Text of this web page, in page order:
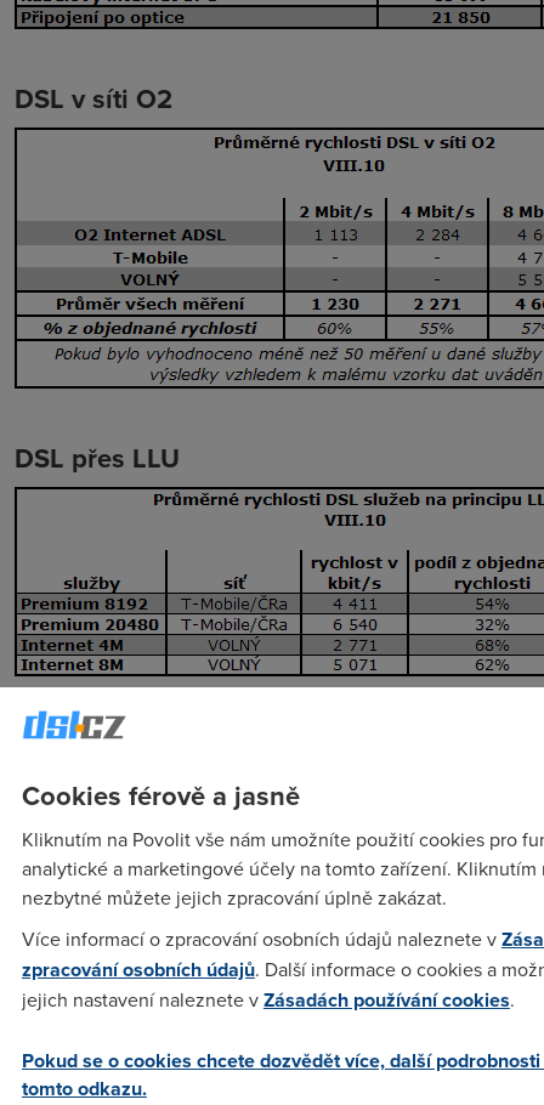
DSL v síti O2
DSL přes LLU
Mobilní sítě
Cookies férově a jasně
Kliknutím na Povolit vše nám umožníte použití cookies pro
analytické a marketingové účely na tomto zařízení. Kliknutím
nezbytné můžete jejich zpracování úplně zakázat.
Více informací o zpracování osobních údajů naleznete v
zpracování osobních údajů. Další informace o cookies a
jejich nastavení naleznete vZásadách používání cookies.
Pokud se o cookies chcete dozvědět více, další
tomto odkazu.